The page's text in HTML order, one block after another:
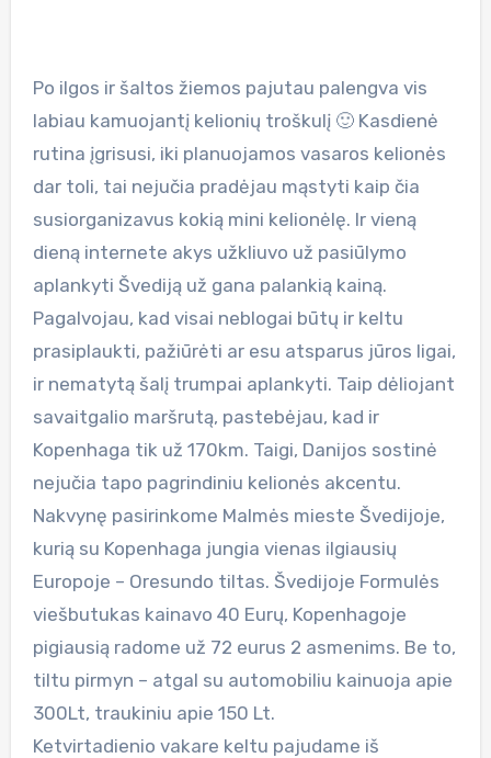
Po ilgos ir šaltos žiemos pajutau palengva vis
labiau kamuojantį kelionių troškulį 🙂 Kasdienė
rutina įgrisusi, iki planuojamos vasaros kelionės
dar toli, tai nejučia pradėjau mąstyti kaip čia
susiorganizavus kokią mini kelionėlę. Ir vieną
dieną internete akys užkliuvo už pasiūlymo
aplankyti Švediją už gana palankią kainą.
Pagalvojau, kad visai neblogai būtų ir keltu
prasiplaukti, pažiūrėti ar esu atsparus jūros ligai,
ir nematytą šalį trumpai aplankyti. Taip dėliojant
savaitgalio maršrutą, pastebėjau, kad ir
Kopenhaga tik už 170km. Taigi, Danijos sostinė
nejučia tapo pagrindiniu kelionės akcentu.
Nakvynę pasirinkome Malmės mieste Švedijoje,
kurią su Kopenhaga jungia vienas ilgiausių
Europoje – Oresundo tiltas. Švedijoje Formulės
viešbutukas kainavo 40 Eurų, Kopenhagoje
pigiausią radome už 72 eurus 2 asmenims. Be to,
tiltu pirmyn – atgal su automobiliu kainuoja apie
300Lt, traukiniu apie 150 Lt.
Ketvirtadienio vakare keltu pajudame iš